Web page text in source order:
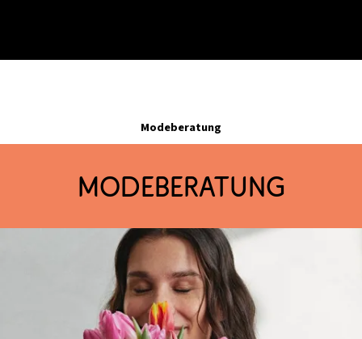
Modeberatung
Modeberatung